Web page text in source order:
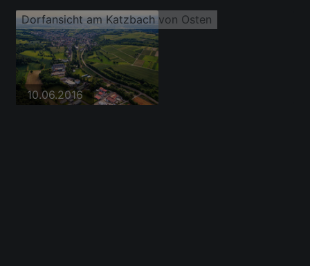
Dorfansicht am Katzbach von Osten
10.06.2016